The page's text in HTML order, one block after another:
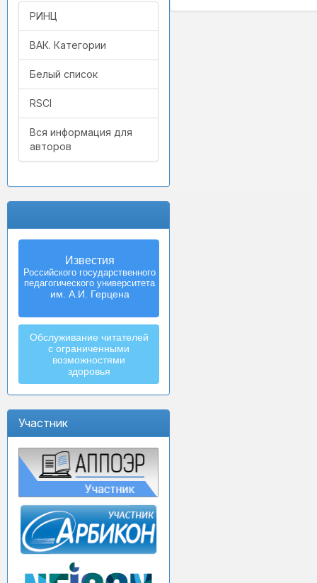
РИНЦ
ВАК. Категории
Белый список
RSCI
Вся информация для
авторов
Известия
Российского государственного
педагогического университета
им. А.И. Герцена
Izvestia:
Herzen University
Journal of
Humanities & Sciences
Обслуживание читателей
с ограниченными
возможностями
здоровья
Участник